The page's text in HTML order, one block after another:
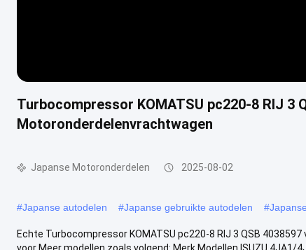
Turbocompressor KOMATSU pc220-8 RIJ 3
Motoronderdelenvrachtwagen
Japanse Motoronderdelen 2025-08-02
#Japanse autodelen #Japanse gebruikte autodelen #
Echte Turbocompressor KOMATSU pc220-8 RIJ 3 QSB
voor Meer modellen zoals volgend: Merk Modellen ISUZU 4JA1/